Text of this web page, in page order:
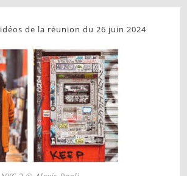
de la réunion du 26 juin 2024